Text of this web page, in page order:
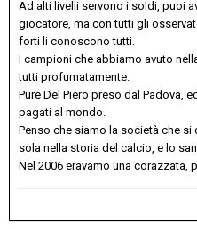
Ad alti livelli servono i soldi, puoi
giocatore, ma con tutti gli
forti li conoscono tutti.
I campioni che abbiamo avuto
tutti profumatamente.
Pure Del Piero preso dal Padova,
pagati al mondo.
Penso che siamo la società che
sola nella storia del calcio, e lo
Nel 2006 eravamo una corazzata,